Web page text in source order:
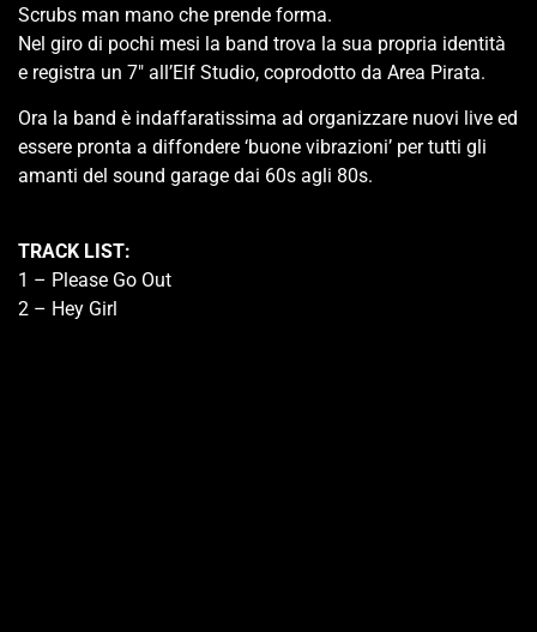
Scrubs man mano che prende forma.
Nel giro di pochi mesi la band trova la sua propria identità
e registra un 7″ all’Elf Studio, coprodotto da Area Pirata.
Ora la band è indaffaratissima ad organizzare nuovi live ed
essere pronta a diffondere ‘buone vibrazioni’ per tutti gli
amanti del sound garage dai 60s agli 80s.
TRACK LIST:
1 – Please Go Out
2 – Hey Girl